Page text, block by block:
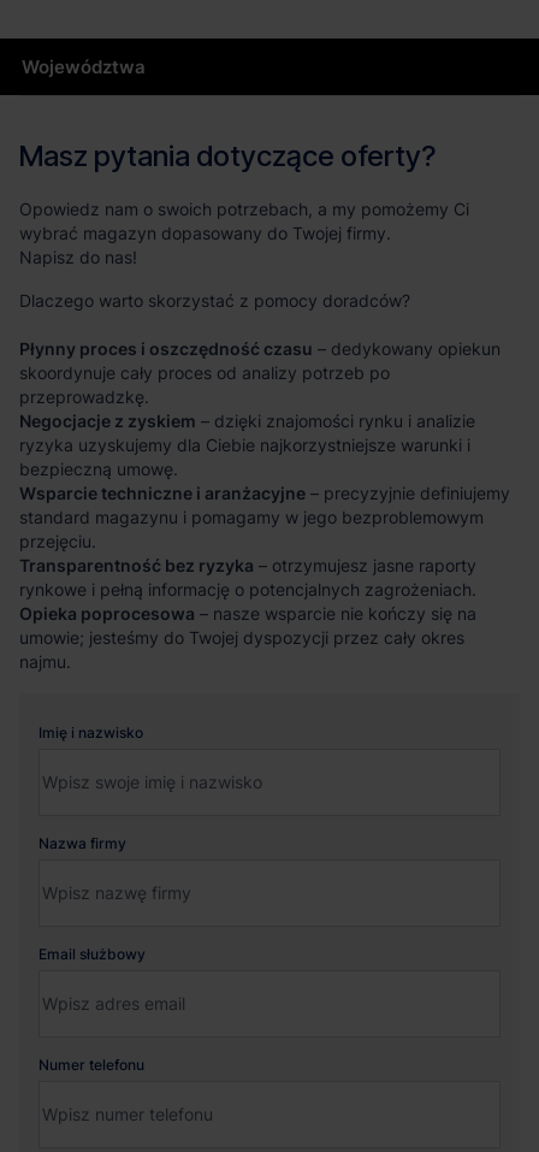
Województwa
Masz pytania dotyczące oferty?
Opowiedz nam o swoich potrzebach, a my pomożemy Ci
wybrać magazyn dopasowany do Twojej firmy.
Napisz do nas!
Dlaczego warto skorzystać z pomocy doradców?
Płynny proces i oszczędność czasu – dedykowany opiekun
skoordynuje cały proces od analizy potrzeb po
przeprowadzkę.
Negocjacje z zyskiem – dzięki znajomości rynku i analizie
ryzyka uzyskujemy dla Ciebie najkorzystniejsze warunki i
bezpieczną umowę.
Wsparcie techniczne i aranżacyjne – precyzyjnie definiujemy
standard magazynu i pomagamy w jego bezproblemowym
przejęciu.
Transparentność bez ryzyka – otrzymujesz jasne raporty
rynkowe i pełną informację o potencjalnych zagrożeniach.
Opieka poprocesowa – nasze wsparcie nie kończy się na
umowie; jesteśmy do Twojej dyspozycji przez cały okres
najmu.
Imię i nazwisko
Nazwa firmy
Email służbowy
Numer telefonu